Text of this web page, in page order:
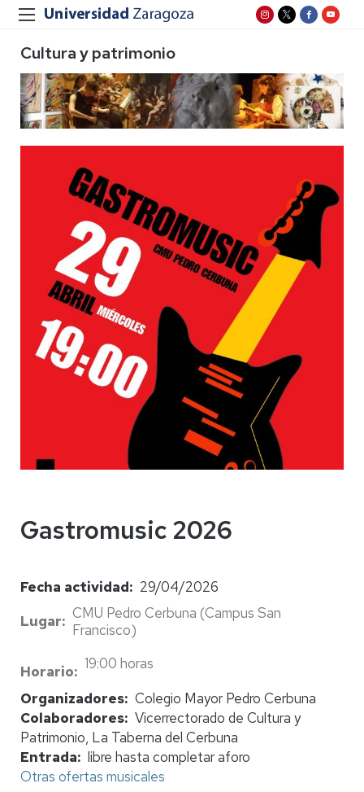
Cultura y patrimonio
Gastromusic 2026
Fecha actividad
29/04/2026
Lugar
CMU Pedro Cerbuna (Campus San
Francisco)
Horario
19:00 horas
Organizadores Colegio Mayor Pedro Cerbuna
Colaboradores Vicerrectorado de Cultura y
Patrimonio, La Taberna del Cerbuna
Entrada
libre hasta completar aforo
Otras ofertas musicales